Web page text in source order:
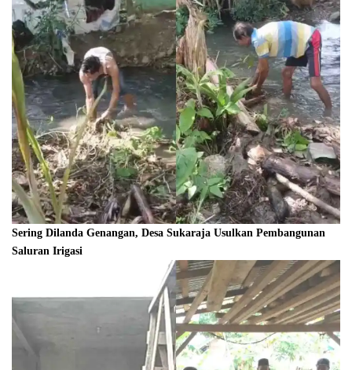
Sering Dilanda Genangan, Desa Sukaraja Usulkan Pembangunan
Saluran Irigasi